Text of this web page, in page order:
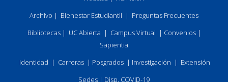
Archivo | Bienestar Estudiantil | Preguntas Frecuentes
Bibliotecas| UC Abierta | Campus Virtual | Convenios|
Sapientia
Identidad | Carreras | Posgrados | Investigación | Extensión
Sedes | Disp. COVID-19